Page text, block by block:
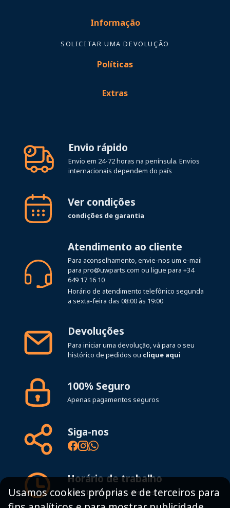
Informação
SOLICITAR UMA DEVOLUÇÃO
Políticas
Extras
Envio rápido
Envio em 24-72 horas na península. Envios
internacionais dependem do país
Ver condições
condições de garantia
Atendimento ao cliente
Para aconselhamento, envie-nos um e-mail
para pro@uwparts.com ou ligue para +34
649 17 16 10
Horário de atendimento telefônico segunda
a sexta-feira das 08:00 às 19:00
Devoluções
Para iniciar uma devolução, vá para o seu
histórico de pedidos ou clique aqui
100% Seguro
Apenas pagamentos seguros
Siga-nos
Horário de trabalho
8:00 - 19:00h Lunes - Viernes
Usamos cookies próprias e de terceiros para